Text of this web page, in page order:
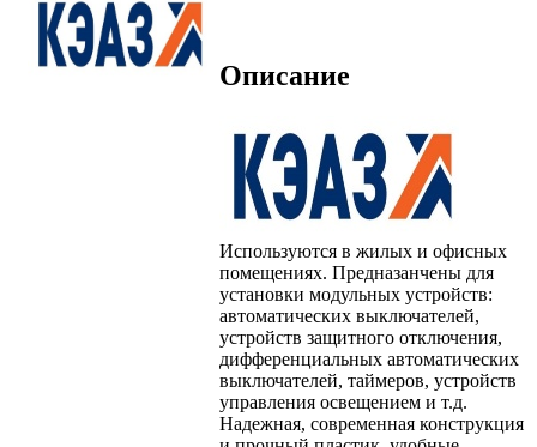
Описание
Используются в жилых и офисных
помещениях. Предназанчены для
установки модульных устройств:
автоматических выключателей,
устройств защитного отключения,
дифференциальных автоматических
выключателей, таймеров, устройств
управления освещением и т.д.
Надежная, современная конструкция